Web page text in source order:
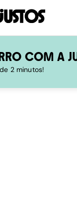
COM A
2 minutos!